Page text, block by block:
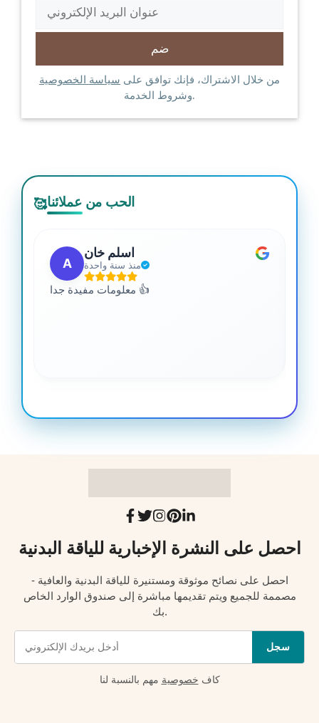
من خلال الاشتراك، فإنك توافق على سياسة الخصوصية
وشروط الخدمة.
🥰الحب من عملائنا
A
اسلم خان
منذ سنة واحدة
معلومات مفيدة جدا 👍
احصل على النشرة الإخبارية للياقة البدنية
احصل على نصائح موثوقة ومستنيرة للياقة البدنية والعافية -
مصممة للجميع ويتم تقديمها مباشرة إلى صندوق الوارد الخاص
بك.
سجل
كاف خصوصية مهم بالنسبة لنا